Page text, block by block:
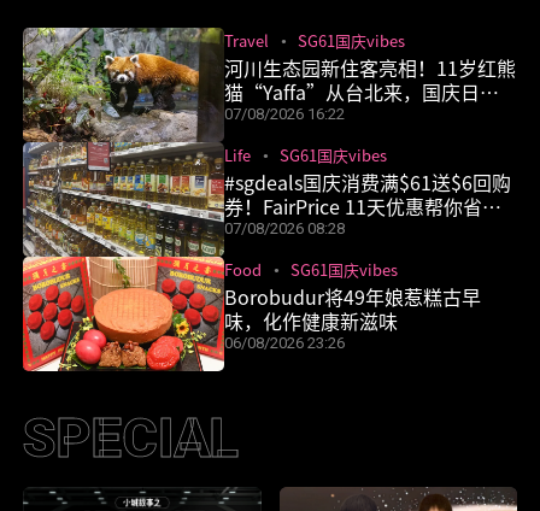
SG61国庆
vibes
什么鬼都
有
职场攻略
河川生态园新住客亮相！11岁红熊
猫“Yaffa”从台北来，国庆日周
末正式见客
Travel SG61国庆vibes
07/08/2026 16:22
#sgdeals国庆消费满$61送$6回购
券！FairPrice 11天优惠帮你省更
多
Life SG61国庆vibes
07/08/2026 08:28
Borobudur将49年娘惹糕古早
味，化作健康新滋味
Food SG61国庆vibes
06/08/2026 23:26
SPECIAL